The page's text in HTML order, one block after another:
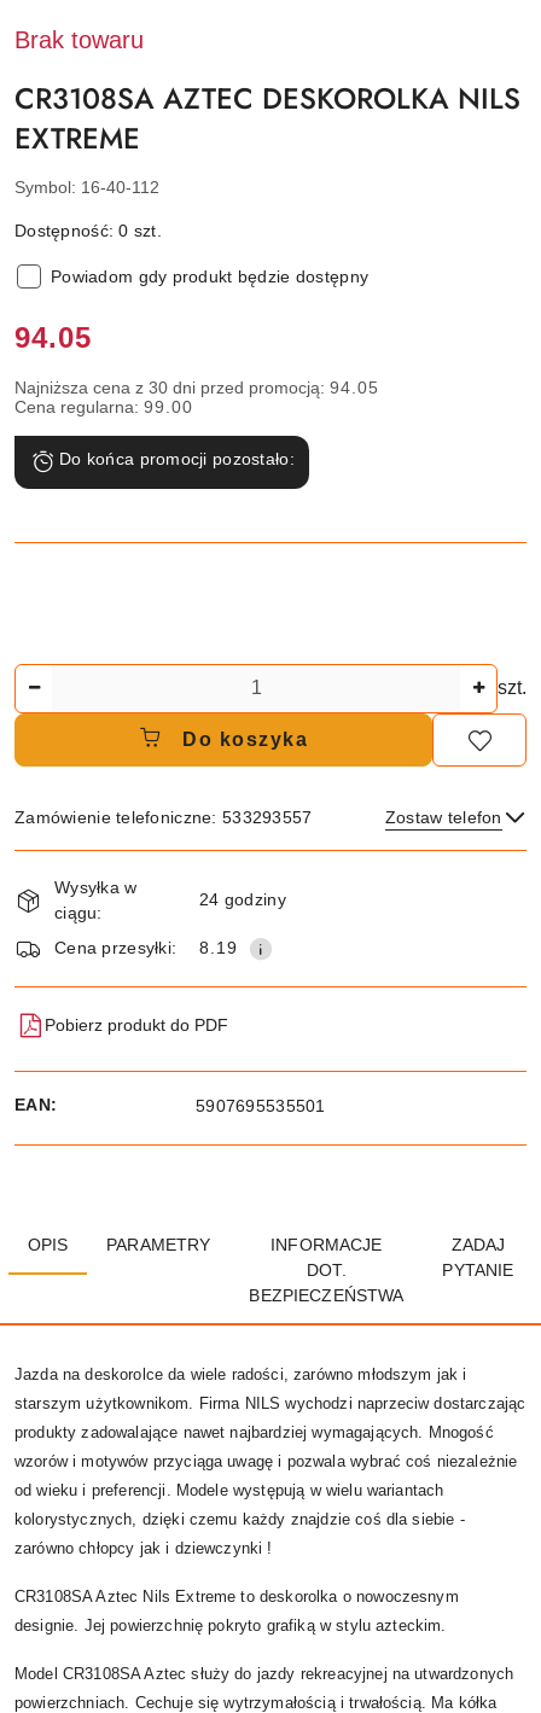
Brak towaru
CR3108SA AZTEC DESKOROLKA NILS
EXTREME
Symbol: 16-40-112
Dostępność:0 szt.
Powiadom gdy produkt będzie dostępny
Cena:
94.05
Najniższa cena z 30 dni przed promocją: 94.05
Cena regularna: 99.00
Do końca promocji pozostało:
szt.
Do koszyka
Zamówienie telefoniczne: 533293557 Zostaw telefon
i
dostawa
Wysyłka w
ciągu:
24 godziny
Cena przesyłki: 8.19
Pobierz produkt do PDF
EAN: 5907695535501
OPIS PARAMETRY
INFORMACJE
DOT.
BEZPIECZEŃSTWA
ZADAJ
PYTANIE
Jazda na deskorolce da wiele radości, zarówno młodszym jak i
starszym użytkownikom. Firma NILS wychodzi naprzeciw dostarczając
produkty zadowalające nawet najbardziej wymagających. Mnogość
wzorów i motywów przyciąga uwagę i pozwala wybrać coś niezależnie
od wieku i preferencji. Modele występują w wielu wariantach
kolorystycznych, dzięki czemu każdy znajdzie coś dla siebie -
zarówno chłopcy jak i dziewczynki !
CR3108SA Aztec Nils Extreme to deskorolka o nowoczesnym
designie. Jej powierzchnię pokryto grafiką w stylu azteckim.
Model CR3108SA Aztec służy do jazdy rekreacyjnej na utwardzonych
powierzchniach. Cechuje się wytrzymałością i trwałością. Ma kółka